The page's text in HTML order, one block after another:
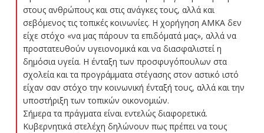
στους ανθρώπους και στις ανάγκες τους, αλλά και
σεβόμενος τις τοπικές κοινωνίες. Η χορήγηση ΑΜΚΑ δεν
είχε στόχο «να μας πάρουν τα επιδόματά μας», αλλά να
προστατευθούν υγειονομικά και να διασφαλιστεί η
δημόσια υγεία. Η ένταξη των προσφυγόπουλων στα
σχολεία και τα προγράμματα στέγασης στον αστικό ιστό
είχαν σαν στόχο την κοινωνική ένταξή τους, αλλά και την
υποστήριξη των τοπικών οικονομιών.
Σήμερα τα πράγματα είναι εντελώς διαφορετικά.
Κυβερνητικά στελέχη δηλώνουν πως πρέπει να τους